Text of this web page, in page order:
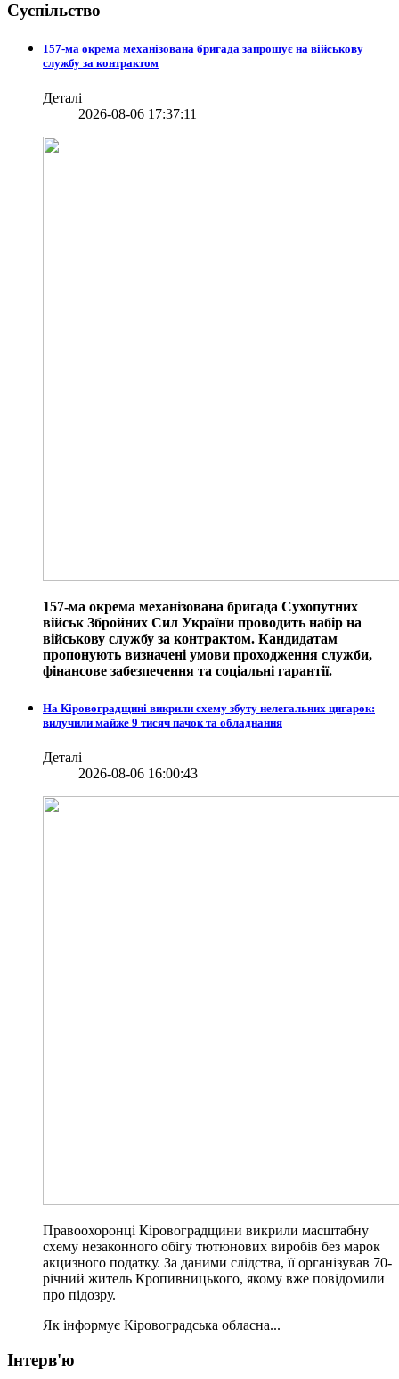
Суспільство
157-ма окрема механізована бригада запрошує на військову
службу за контрактом
Деталі
2026-08-06 17:37:11
157-ма окрема механізована бригада Сухопутних
військ Збройних Сил України проводить набір на
військову службу за контрактом. Кандидатам
пропонують визначені умови проходження служби,
фінансове забезпечення та соціальні гарантії.
На Кіровоградщині викрили схему збуту нелегальних цигарок:
вилучили майже 9 тисяч пачок та обладнання
Деталі
2026-08-06 16:00:43
Правоохоронці Кіровоградщини викрили масштабну
схему незаконного обігу тютюнових виробів без марок
акцизного податку. За даними слідства, її організував 70-
річний житель Кропивницького, якому вже повідомили
про підозру.
Як інформує Кіровоградська обласна...
Інтерв'ю